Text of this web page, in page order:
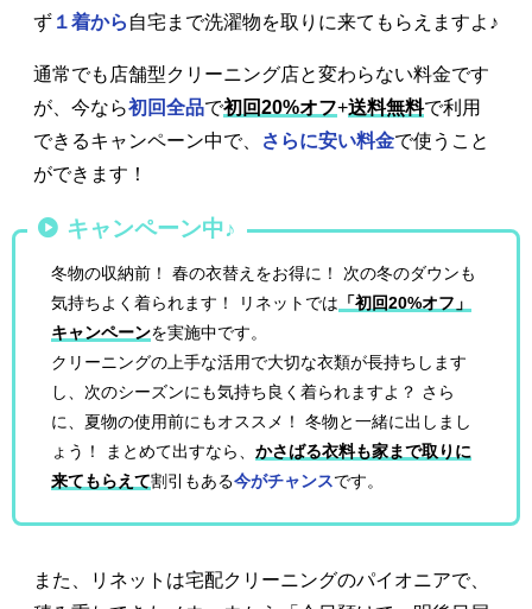
ず １着から 自宅まで洗濯物を取りに来てもらえますよ♪
通常でも店舗型クリーニング店と変わらない料金です
が、今なら初回全品で初回20%オフ+送料無料で利用
できるキャンペーン中で、
さらに安い料金で使うこと
ができます！
キャンペーン中♪
冬物の収納前！ 春の衣替えをお得に！ 次の冬のダウンも
気持ちよく着られます！ リネットでは 「初回20%オフ」
キャンペーンを実施中です。
クリーニングの上手な活用で大切な衣類が長持ちします
し、次のシーズンにも気持ち良く着られますよ？ さら
に、夏物の使用前にもオススメ！ 冬物と一緒に出しまし
ょう！ まとめて出すなら、かさばる衣料も家まで取りに
来てもらえて割引もある今がチャンスです。
また、リネットは宅配クリーニングのパイオニアで、